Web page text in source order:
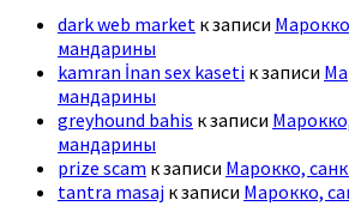
dark web market к записи
мандарины
kamran İnan sex kaseti к записи
мандарины
greyhound bahis к записи
мандарины
prize scam к записи Марокко,
tantra masaj к записи Марокко,